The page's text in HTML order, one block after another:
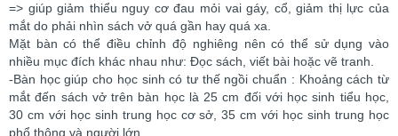
=> giúp giảm thiểu nguy cơ đau mỏi vai gáy, cổ, giảm thị lực của
mắt do phải nhìn sách vở quá gần hay quá xa.
Mặt bàn có thể điều chỉnh độ nghiêng nên có thể sử dụng vào
nhiều mục đích khác nhau như: Đọc sách, viết bài hoặc vẽ tranh.
-Bàn học giúp cho học sinh có tư thế ngồi chuẩn : Khoảng cách từ
mắt đến sách vở trên bàn học là 25 cm đối với học sinh tiểu học,
30 cm với học sinh trung học cơ sở, 35 cm với học sinh trung học
phổ thông và người lớn